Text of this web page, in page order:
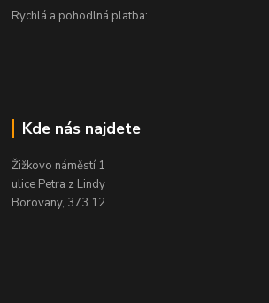
Rychlá a pohodlná platba:
Kde nás najdete
Žižkovo náměstí 1
ulice Petra z Lindy
Borovany, 373 12